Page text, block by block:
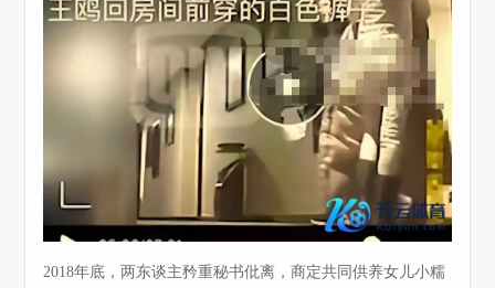
2018年底，两东谈主矜重秘书仳离，商定共同供养女儿小糯